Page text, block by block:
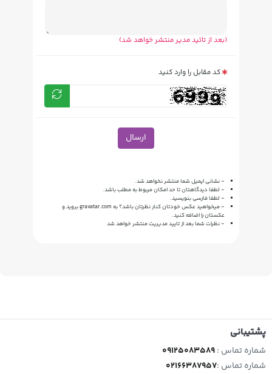
(بعد از تائید مدیر منتشر خواهد شد)
کد مقابل را وارد کنید
ارسال
- نشانی ایمیل شما منتشر نخواهد شد.
- لطفا دیدگاهتان تا حد امکان مربوط به مطلب باشد.
- لطفا فارسی بنویسید.
- میخواهید عکس خودتان کنار نظرتان باشد؟ به gravatar.comبروید و
عکستان را اضافه کنید.
- نظرات شما بعد از تایید مدیریت منتشر خواهد شد
پشتیبانی
شماره تماس :09125083589
شماره تماس :02166387957